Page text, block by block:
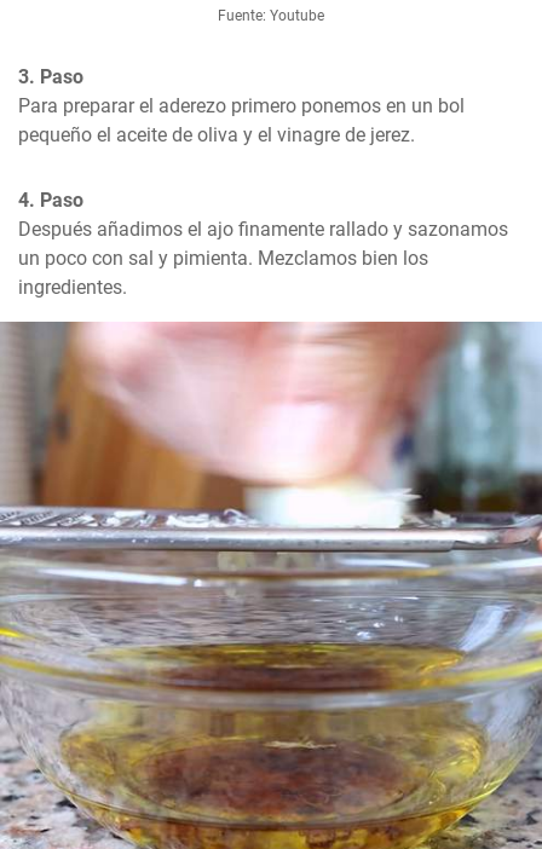
Fuente: Youtube
3. Paso
Para preparar el aderezo primero ponemos en un bol
pequeño el aceite de oliva y el vinagre de jerez.
4. Paso
Después añadimos el ajo finamente rallado y sazonamos
un poco con sal y pimienta. Mezclamos bien los
ingredientes.